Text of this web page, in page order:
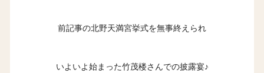
前記事の北野天満宮挙式を無事終えられ
いよいよ始まった竹茂楼さんでの披露宴♪